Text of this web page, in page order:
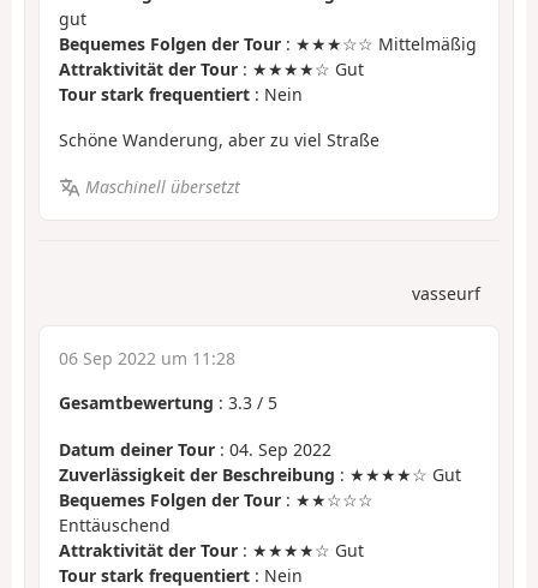
gut
Bequemes Folgen der Tour : ★★★☆☆ Mittelmäßig
Attraktivität der Tour : ★★★★☆ Gut
Tour stark frequentiert : Nein
Schöne Wanderung, aber zu viel Straße
Maschinell übersetzt
vasseurf
06 Sep 2022 um 11:28
Gesamtbewertung : 3.3 / 5
Datum deiner Tour : 04. Sep 2022
Zuverlässigkeit der Beschreibung : ★★★★☆ Gut
Bequemes Folgen der Tour : ★★☆☆☆
Enttäuschend
Attraktivität der Tour : ★★★★☆ Gut
Tour stark frequentiert : Nein